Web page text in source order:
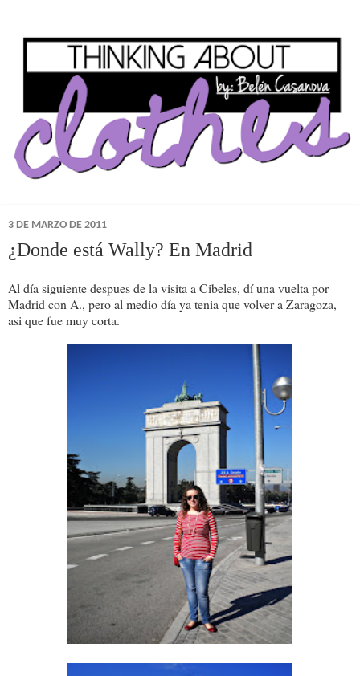
3 DE MARZO DE 2011
¿Donde está Wally? En Madrid
Al día siguiente despues de la visita a Cibeles, dí una vuelta por
Madrid con A., pero al medio día ya tenia que volver a Zaragoza,
asi que fue muy corta.